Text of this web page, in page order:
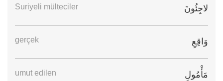
لاجِئُونَ Suriyeli mülteciler
وَاقِعِ gerçek
مَأْمُولِ umut edilen